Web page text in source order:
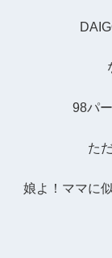
98パ
た
娘よ！ママに